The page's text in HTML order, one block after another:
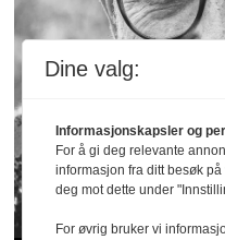
Dine valg:
Informasjonskapsler og
For å gi deg relevante
informasjon fra ditt besøk
deg mot dette under
For øvrig bruker vi